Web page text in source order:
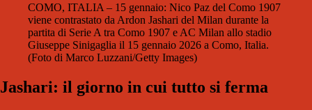
COMO, ITALIA – 15 gennaio: Nico Paz del Como 1907
viene contrastato da Ardon Jashari del Milan durante la
partita di Serie A tra Como 1907 e AC Milan allo stadio
Giuseppe Sinigaglia il 15 gennaio 2026 a Como, Italia.
(Foto di Marco Luzzani/Getty Images)
Jashari: il giorno in cui tutto si ferma